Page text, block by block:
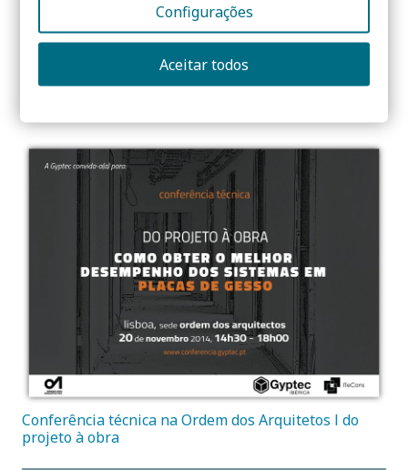
Curso IMPERMEABILIZAÇÃO, PAREDES VERDES e
Conferência técnica na Ordem dos Arquitetos l do
projeto à obra
Configurações
Aceitar todos